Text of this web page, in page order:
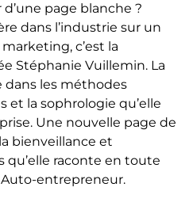
page blanche ?
dans l’industrie sur un
c’est la
Stéphanie Vuillemin. La
dans les méthodes
et la sophrologie qu’elle
Une nouvelle page de
bienveillance et
qu’elle raconte en toute
entrepreneur.